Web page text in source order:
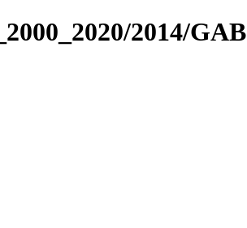
2014/GAB